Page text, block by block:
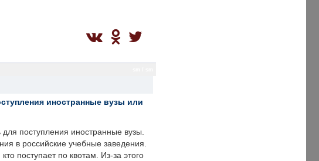
иностранные вузы или
поступления иностранные вузы.
в российские учебные заведения.
поступает по квотам. Из-за этого